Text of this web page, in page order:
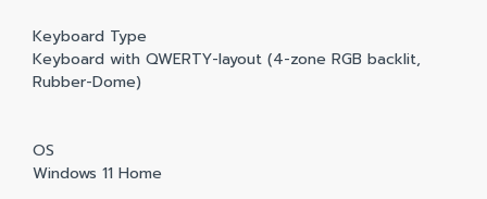
Keyboard Type
Keyboard with QWERTY-layout (4-zone RGB backlit,
Rubber-Dome)
OS
Windows 11 Home